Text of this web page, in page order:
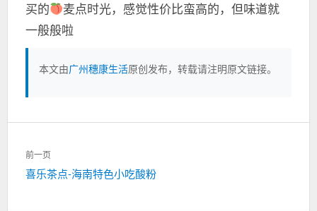
买的
麦点时光，感觉性价比蛮高的，但味道就
一般般啦
本文由广州穗康生活原创发布，转载请注明原文链接。
文
章
导
前一页
上
喜乐茶点-海南特色小吃酸粉